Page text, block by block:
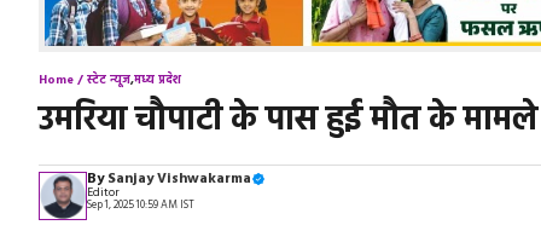
Home /स्टेट न्यूज,मध्य प्रदेश
उमरिया चौपाटी के पास हुई मौत के
BySanjay Vishwakarma
Editor
Sep 1, 2025 10:59 AM IST